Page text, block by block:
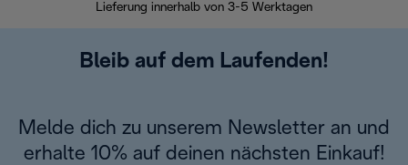
Lieferung innerhalb von 3-5 Werktagen
Bleib auf dem Laufenden!
Melde dich zu unserem Newsletter an und
erhalte 10% auf deinen nächsten Einkauf!